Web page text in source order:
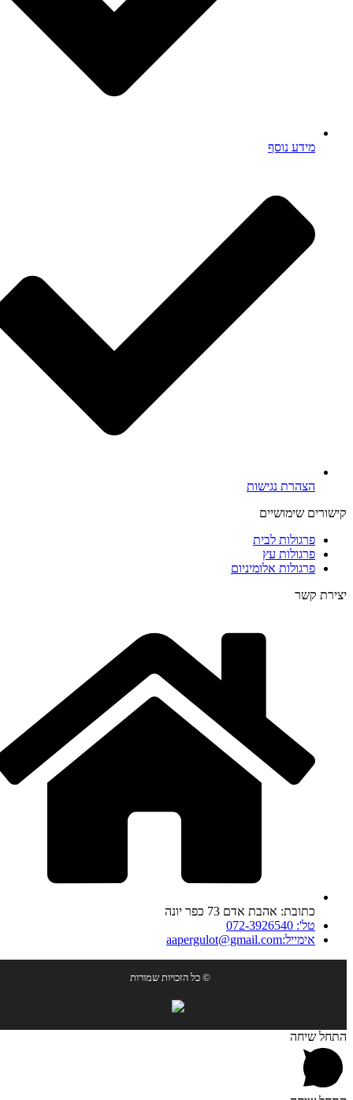
מידע נוסף
הצהרת נגישות
קישורים שימושיים
פרגולות לבית
פרגולות עץ
פרגולות אלומיניום
יצירת קשר
כתובת: אהבת אדם 73 כפר יונה
טל': 072-3926540
אימייל:aapergulot@gmail.com
© כל הזכויות שמורות
התחל שיחה